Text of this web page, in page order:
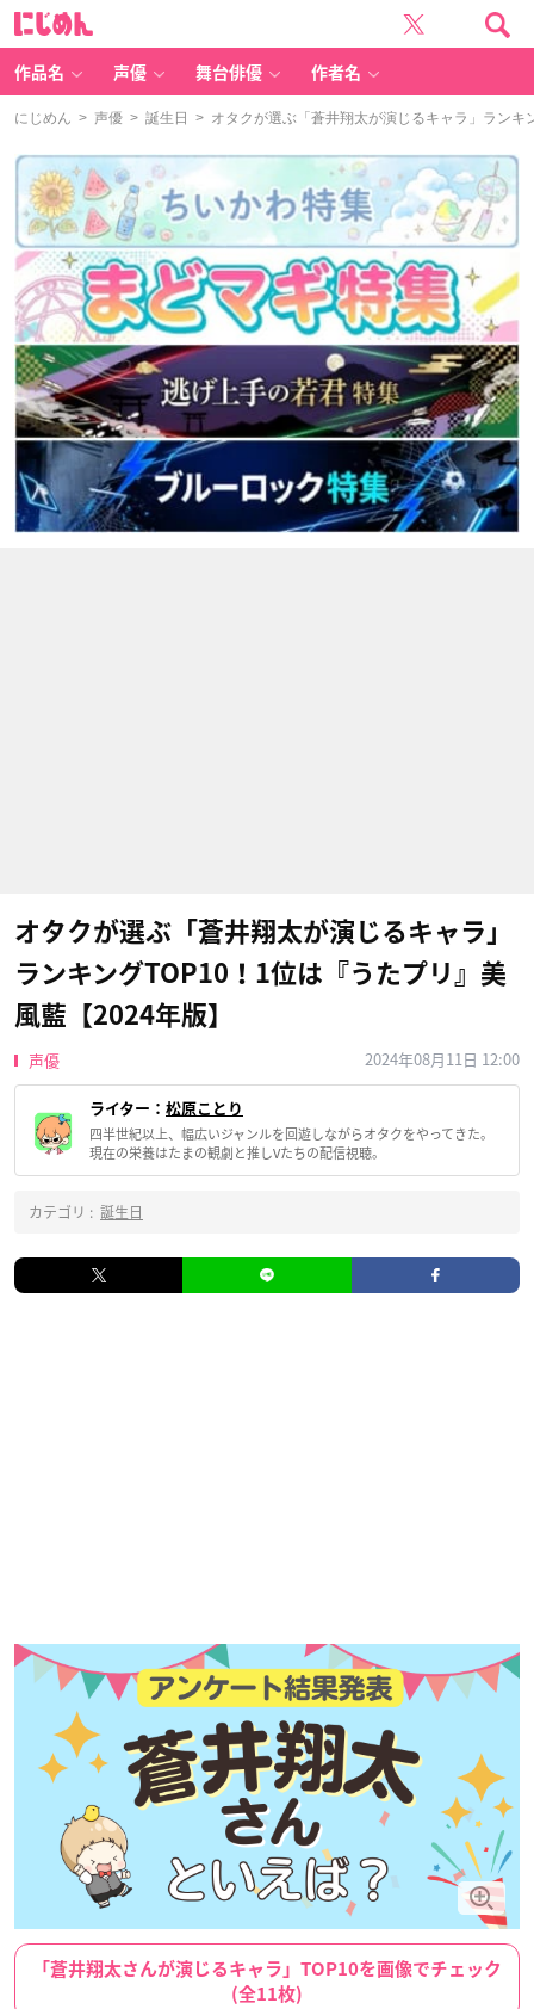
作品名 声優 舞台俳優 作者名
にじめん > 声優 > 誕生日 > オタクが選ぶ「蒼井翔太が演じるキャラ」ラン
オタクが選ぶ「蒼井翔太が演じるキャラ」
ランキングTOP10！1位は『うたプリ』美
風藍【2024年版】
声優 2024年08月11日 12:00
ライター： 松原ことり
四半世紀以上、幅広いジャンルを回遊しながらオタクをやってきた。
現在の栄養はたまの観劇と推しVたちの配信視聴。
カテゴリ : 誕生日
「蒼井翔太さんが演じるキャラ」TOP10を画像でチェック
(全11枚)